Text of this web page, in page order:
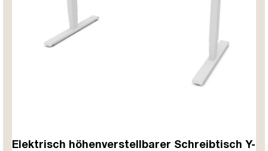
Elektrisch höhenverstellbarer Schreibtisch Y-